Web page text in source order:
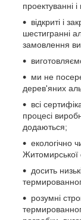
проектуванні
відкриті і
шестигранні
замовлення
ми не
дерев'яних
всі
процесі
додаються;
екологічно
Житомирської
досить
розумні